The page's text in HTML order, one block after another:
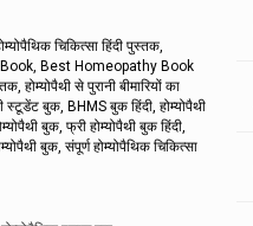
चिकित्सा हिंदी पुस्तक,
Best Homeopathy Book
से पुरानी बीमारियों का
स्टूडेंट बुक, BHMS बुक हिंदी, होम्योपैथी
बुक, फ्री होम्योपैथी बुक हिंदी,
बुक, संपूर्ण होम्योपैथिक चिकित्सा